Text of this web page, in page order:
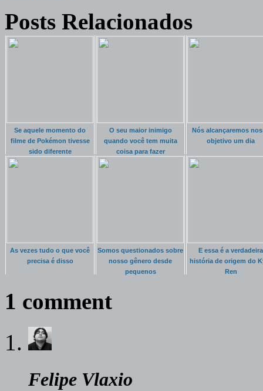
Posts Relacionados
Se aquele momento do
filme de Pokémon tivesse
sido diferente
O seu maior inimigo
quando você tem muita
coisa para fazer
Nós alcançaremos
objetivo um dia
As vezes tudo o que você
precisa é disso
Somos questionados sobre
nosso gênero desde
pequenos
E essa é a verdadeira
história de origem do
Ren
1 comment
Felipe Vlaxio